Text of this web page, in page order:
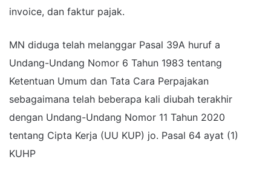
invoice, dan faktur pajak.
MN diduga telah melanggar Pasal 39A huruf a
Undang-Undang Nomor 6 Tahun 1983 tentang
Ketentuan Umum dan Tata Cara Perpajakan
sebagaimana telah beberapa kali diubah terakhir
dengan Undang-Undang Nomor 11 Tahun 2020
tentang Cipta Kerja (UU KUP) jo. Pasal 64 ayat (1)
KUHP